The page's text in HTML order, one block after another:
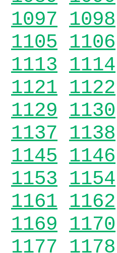
1097 1098
1105 1106
1113 1114
1121 1122
1129 1130
1137 1138
1145 1146
1153 1154
1161 1162
1169 1170
1177 1178